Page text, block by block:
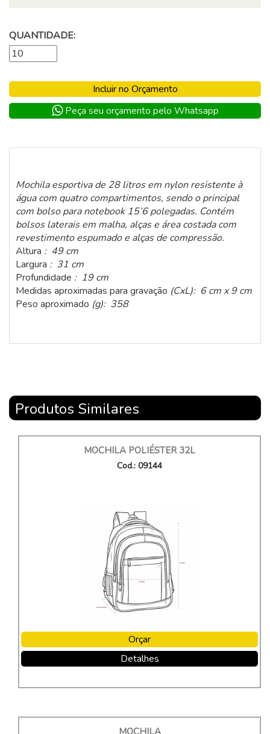
QUANTIDADE:
Incluir no Orçamento
Peça seu orçamento pelo Whatsapp
Mochila esportiva de 28 litros em nylon resistente à
água com quatro compartimentos, sendo o principal
com bolso para notebook 15’6 polegadas. Contém
bolsos laterais em malha, alças e área costada com
revestimento espumado e alças de compressão.
Altura : 49 cm
Largura : 31 cm
Profundidade : 19 cm
Medidas aproximadas para gravação (CxL): 6 cm x 9 cm
Peso aproximado (g): 358
Produtos Similares
MOCHILA POLIÉSTER 32L
Cod.: 09144
Orçar
Detalhes
MOCHILA